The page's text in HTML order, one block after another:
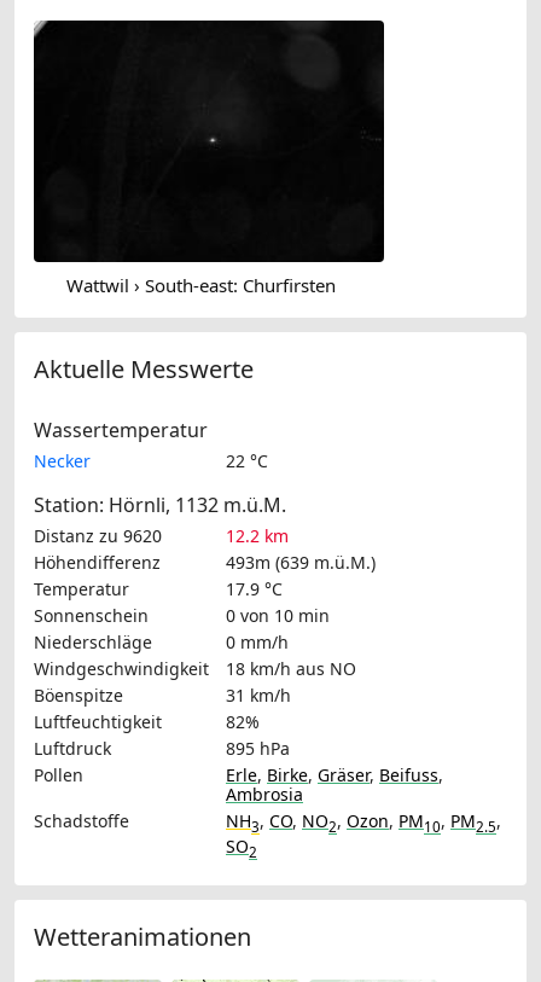
Wattwil › South-east: Churfirsten
Aktuelle Messwerte
Wassertemperatur
Necker 22 °C
Station: Hörnli, 1132 m.ü.M.
Distanz zu 9620
12.2 km
Höhendifferenz
493m (639 m.ü.M.)
Temperatur
17.9 °C
Sonnenschein
0 von 10 min
Niederschläge
0 mm/h
Windgeschwindigkeit
18 km/h aus NO
Böenspitze
31 km/h
Luftfeuchtigkeit
82%
Luftdruck
895 hPa
Pollen
Erle, Birke, Gräser, Beifuss,
Ambrosia
Schadstoffe
NH3, CO, NO2, Ozon, PM10, PM2.5,
SO2
Wetteranimationen